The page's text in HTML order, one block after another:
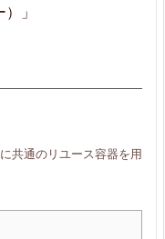
」
共通のリユース容器を用